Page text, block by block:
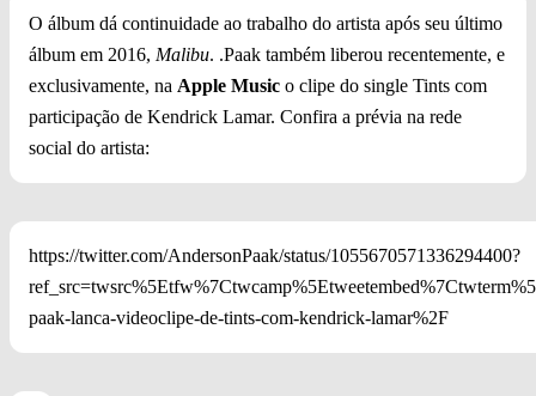
O álbum dá continuidade ao trabalho do artista após seu último
álbum em 2016, Malibu. .Paak também liberou recentemente, e
exclusivamente, na Apple Music o clipe do single Tints com
participação de Kendrick Lamar. Confira a prévia na rede
social do artista:
https://twitter.com/AndersonPaak/status/1055670571336294400?
paak-lanca-videoclipe-de-tints-com-kendrick-lamar%2F